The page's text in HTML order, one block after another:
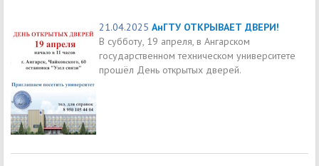
21.04.2025 АнГТУ ОТКРЫВАЕТ ДВЕРИ!
В субботу, 19 апреля, в Ангарском
государственном техническом университете
прошёл День открытых дверей.